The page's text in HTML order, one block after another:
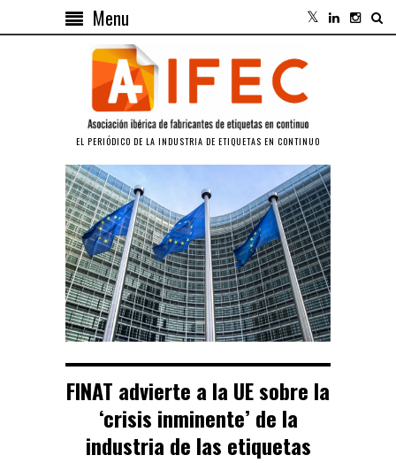
Menu
EL PERIÓDICO DE LA INDUSTRIA DE ETIQUETAS EN CONTINUO
FINAT advierte a la UE sobre la
‘crisis inminente’ de la
industria de las etiquetas